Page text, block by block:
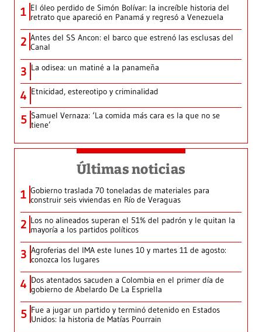
1 El óleo perdido de Simón Bolívar: la increíble historia del
retrato que apareció en Panamá y regresó a Venezuela
2 Antes del SS Ancon: el barco que estrenó las esclusas del
Canal
3 La odisea: un matiné a la panameña
4 Etnicidad, estereotipo y criminalidad
5 Samuel Vernaza: ‘La comida más cara es la que no se
tiene’
Últimas noticias
1 Gobierno traslada 70 toneladas de materiales para
construir seis viviendas en Río de Veraguas
2 Los no alineados superan el 51% del padrón y le quitan la
mayoría a los partidos políticos
3 Agroferias del IMA este lunes 10 y martes 11 de agosto:
conozca los lugares
4 Dos atentados sacuden a Colombia en el primer día de
gobierno de Abelardo De La Espriella
5 Fue a jugar un partido y terminó detenido en Estados
Unidos: la historia de Matías Pourrain